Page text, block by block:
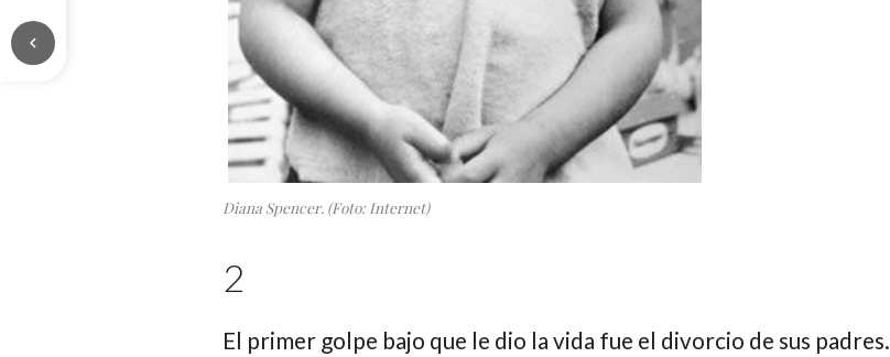
chevron_left
Diana Spencer. (Foto: Internet)
2
El primer golpe bajo que le dio la vida fue el divorcio de sus padres.